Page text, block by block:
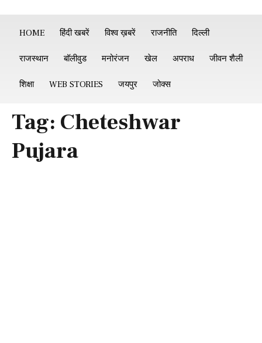
HOME हिंदी खबरें विश्व ख़बरें राजनीति दिल्ली
राजस्थान बॉलीवुड मनोरंजन खेल अपराध जीवन शैली
शिक्षा WEB STORIES जयपुर जोक्स
Tag: Cheteshwar
Pujara